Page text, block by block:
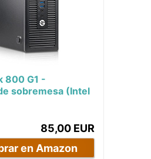
800 G1 -
sobremesa (Intel
85,00 EUR
en Amazon